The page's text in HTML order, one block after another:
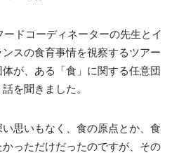
ードコーディネーターの先生とイ
スの食育事情を視察するツアー
が、ある「食」に関する任意団
を聞きました。
思いもなく、食の原点とか、食
っただけだったのですが、その